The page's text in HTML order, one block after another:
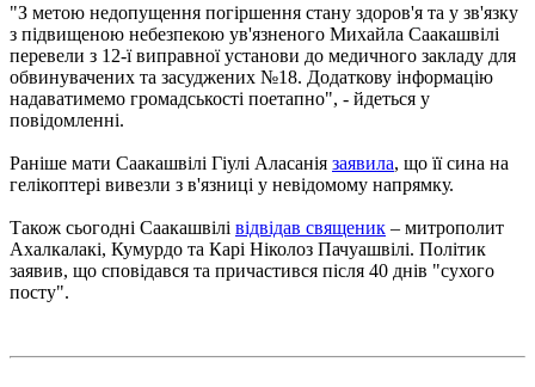
"З метою недопущення погіршення стану здоров'я та у зв'язку
з підвищеною небезпекою ув'язненого Михайла Саакашвілі
перевели з 12-ї виправної установи до медичного закладу для
обвинувачених та засуджених №18. Додаткову інформацію
надаватимемо громадськості поетапно", - йдеться у
повідомленні.
Раніше мати Саакашвілі Гіулі Аласанія заявила, що її сина на
гелікоптері вивезли з в'язниці у невідомому напрямку.
Також сьогодні Саакашвілі відвідав священик – митрополит
Ахалкалакі, Кумурдо та Карі Ніколоз Пачуашвілі. Політик
заявив, що сповідався та причастився після 40 днів "сухого
посту".